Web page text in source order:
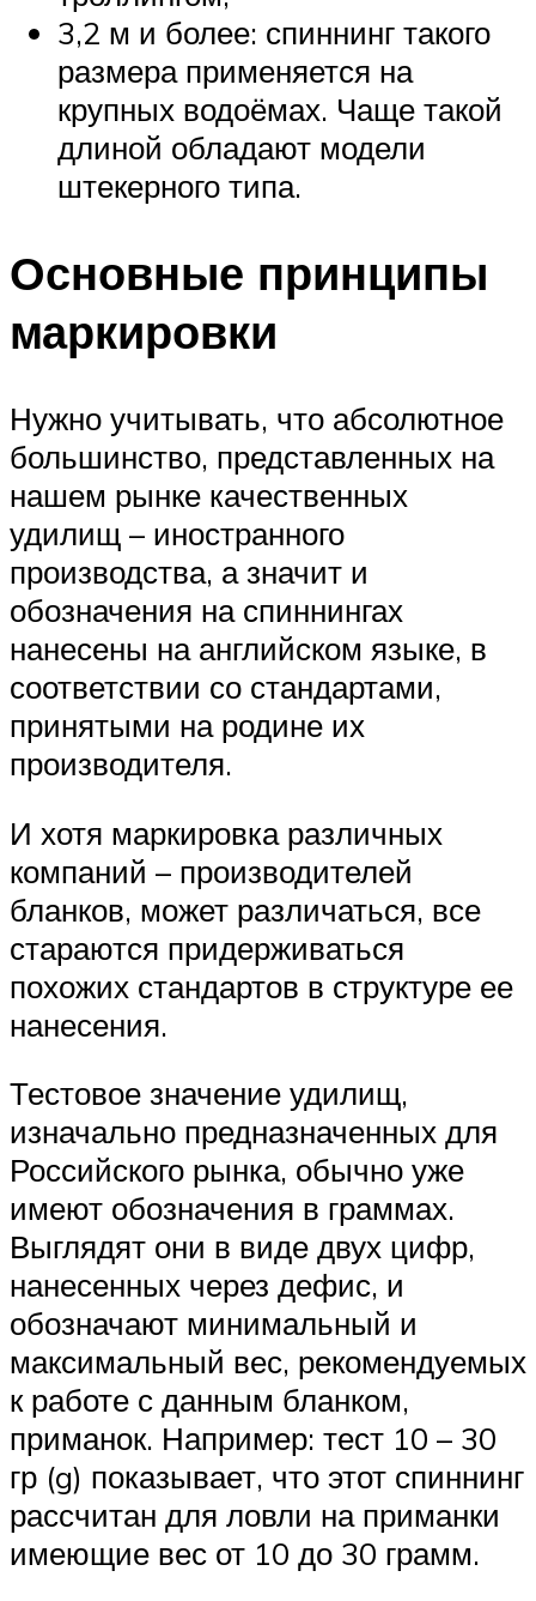
3,2 м и более: спиннинг такого
размера применяется на
крупных водоёмах. Чаще такой
длиной обладают модели
штекерного типа.
Основные принципы
маркировки
Нужно учитывать, что абсолютное
большинство, представленных на
нашем рынке качественных
удилищ – иностранного
производства, а значит и
обозначения на спиннингах
нанесены на английском языке, в
соответствии со стандартами,
принятыми на родине их
производителя.
И хотя маркировка различных
компаний – производителей
бланков, может различаться, все
стараются придерживаться
похожих стандартов в структуре ее
нанесения.
Тестовое значение удилищ,
изначально предназначенных для
Российского рынка, обычно уже
имеют обозначения в граммах.
Выглядят они в виде двух цифр,
нанесенных через дефис, и
обозначают минимальный и
максимальный вес, рекомендуемых
к работе с данным бланком,
приманок. Например: тест 10 – 30
гр (g) показывает, что этот спиннинг
рассчитан для ловли на приманки
имеющие вес от 10 до 30 грамм.